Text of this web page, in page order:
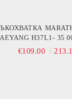
MARATHON
H37L1- 35
€109.00